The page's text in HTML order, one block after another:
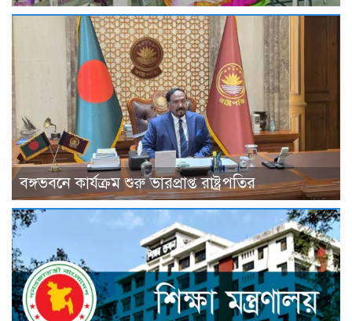
বঙ্গভবনে কার্যক্রম শুরু ভারপ্রাপ্ত রাষ্ট্রপতির